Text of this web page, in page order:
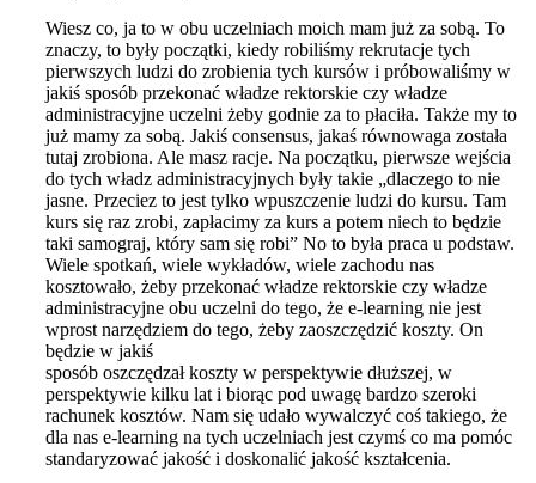
Wiesz co, ja to w obu uczelniach moich mam już za sobą. To
znaczy, to były początki, kiedy robiliśmy rekrutacje tych
pierwszych ludzi do zrobienia tych kursów i próbowaliśmy w
jakiś sposób przekonać władze rektorskie czy władze
administracyjne uczelni żeby godnie za to płaciła. Także my to
już mamy za sobą. Jakiś consensus, jakaś równowaga została
tutaj zrobiona. Ale masz racje. Na początku, pierwsze wejścia
do tych władz administracyjnych były takie „dlaczego to nie
jasne. Przeciez to jest tylko wpuszczenie ludzi do kursu. Tam
kurs się raz zrobi, zapłacimy za kurs a potem niech to będzie
taki samograj, który sam się robi” No to była praca u podstaw.
Wiele spotkań, wiele wykładów, wiele zachodu nas
kosztowało, żeby przekonać władze rektorskie czy władze
administracyjne obu uczelni do tego, że e-learning nie jest
wprost narzędziem do tego, żeby zaoszczędzić koszty. On
będzie w jakiś
sposób oszczędzał koszty w perspektywie dłuższej, w
perspektywie kilku lat i biorąc pod uwagę bardzo szeroki
rachunek kosztów. Nam się udało wywalczyć coś takiego, że
dla nas e-learning na tych uczelniach jest czymś co ma pomóc
standaryzować jakość i doskonalić jakość kształcenia.